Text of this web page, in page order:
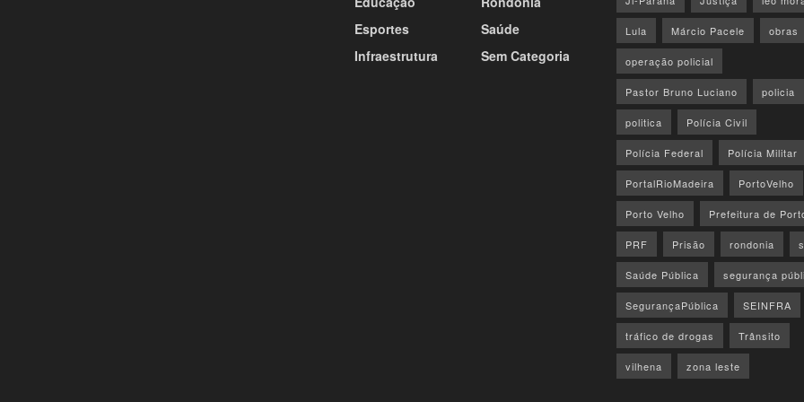
Esportes
Infraestrutura
Saúde
Sem Categoria
Lula Márcio Pacele obras
operação policial
Pastor Bruno Luciano policia
politica Polícia Civil
Polícia Federal Polícia Militar
PortalRioMadeira PortoVelho
Porto Velho Prefeitura de
PRF Prisão rondonia
Saúde Pública segurança
SegurançaPública SEINFRA
tráfico de drogas Trânsito
vilhena zona leste